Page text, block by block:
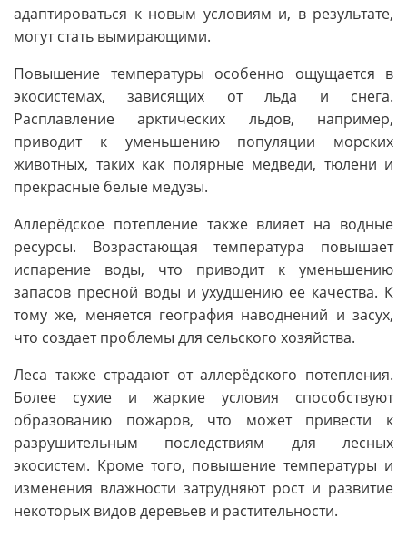
адаптироваться к новым условиям и, в результате,
могут стать вымирающими.
Повышение температуры особенно ощущается в
экосистемах, зависящих от льда и снега.
Расплавление арктических льдов, например,
приводит к уменьшению популяции морских
животных, таких как полярные медведи, тюлени и
прекрасные белые медузы.
Аллерёдское потепление также влияет на водные
ресурсы. Возрастающая температура повышает
испарение воды, что приводит к уменьшению
запасов пресной воды и ухудшению ее качества. К
тому же, меняется география наводнений и засух,
что создает проблемы для сельского хозяйства.
Леса также страдают от аллерёдского потепления.
Более сухие и жаркие условия способствуют
образованию пожаров, что может привести к
разрушительным последствиям для лесных
экосистем. Кроме того, повышение температуры и
изменения влажности затрудняют рост и развитие
некоторых видов деревьев и растительности.